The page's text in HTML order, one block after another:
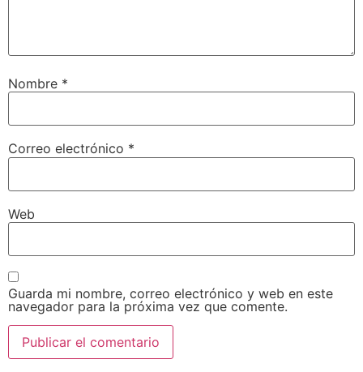
Nombre *
Correo electrónico *
Web
Guarda mi nombre, correo electrónico y web en este
navegador para la próxima vez que comente.